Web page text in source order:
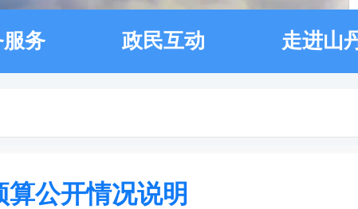
务 政民互动 走进山
公开情况说明